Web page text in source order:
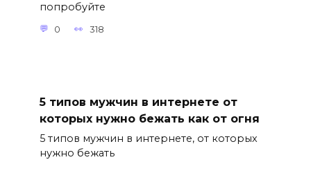
попробуйте
0 318
5 типов мужчин в интернете от
которых нужно бежать как от огня
5 типов мужчин в интернете, от которых
нужно бежать